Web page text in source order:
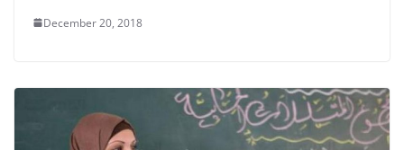
December 20, 2018